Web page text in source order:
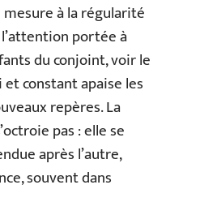
mesure à la régularité
portée à
du conjoint, voir le
constant apaise les
repères. La
pas : elle se
après l’autre,
souvent dans